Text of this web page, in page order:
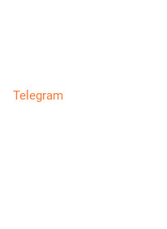
Telegram